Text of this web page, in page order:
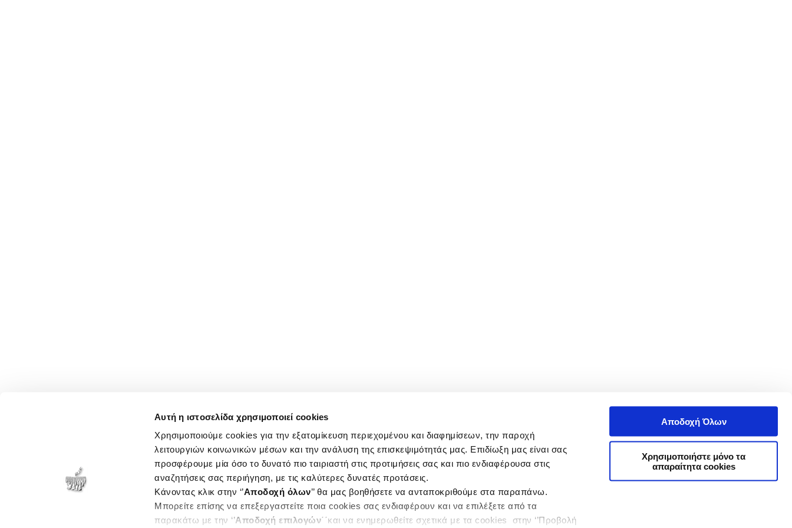
Αυτή η ιστοσελίδα χρησιμοποιεί cookies
Χρησιμοποιούμε cookies για την εξατομίκευση περιεχομένου και διαφημίσεων, την παροχή
λειτουργιών κοινωνικών μέσων και την ανάλυση της επισκεψιμότητάς μας. Επιδίωξη μας είναι σας
προσφέρουμε μία όσο το δυνατό πιο ταιριαστή στις προτιμήσεις σας και πιο ενδιαφέρουσα στις
αναζητήσεις σας περιήγηση, με τις καλύτερες δυνατές προτάσεις.
Κάνοντας κλικ στην ‘’Αποδοχή όλων’’ θα μας βοηθήσετε να ανταποκριθούμε στα παραπάνω.
Μπορείτε επίσης να επεξεργαστείτε ποια cookies σας ενδιαφέρουν και να επιλέξετε από τα
παρακάτω με την ‘’Αποδοχή επιλογών΄΄και να ενημερωθείτε σχετικά με τα cookies στην ‘’Προβολή
Αποδοχή Όλων
Χρησιμοποιήστε μόνο τα
απαραίτητα cookies